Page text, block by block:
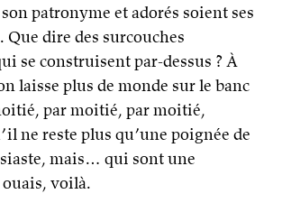
patronyme et adorés soient ses
dire des surcouches
se construisent par-dessus ? À
laisse plus de monde sur le banc
par moitié, par moitié,
ne reste plus qu’une poignée de
mais… qui sont une
voilà.